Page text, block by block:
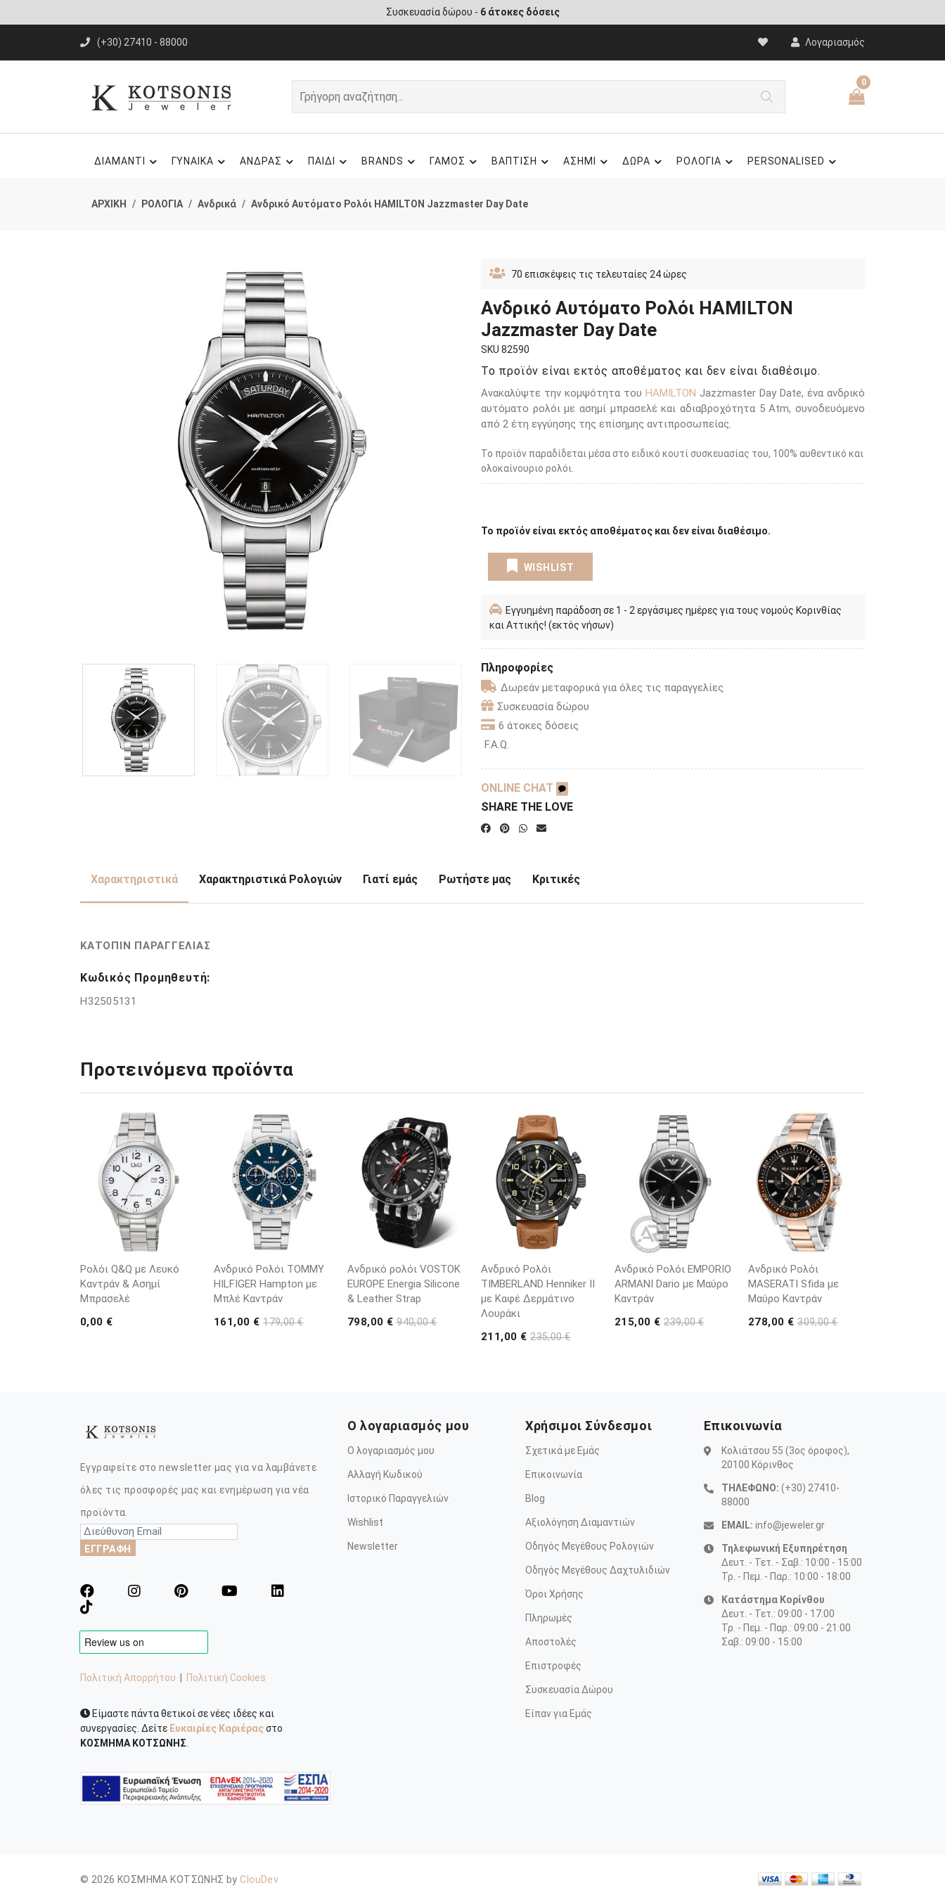
Συσκευασία δώρου - 6 άτοκες δόσεις
(+30) 27410 - 88000 Λογαριασμός
0
ΔΙΑΜΑΝΤΙ ΓΥΝΑΙΚΑ ΑΝΔΡΑΣ ΠΑΙΔΙ BRANDS ΓΑΜΟΣ ΒΑΠΤΙΣΗ ΑΣΗΜΙ ΔΩΡΑ ΡΟΛΟΓΙΑ PERSONALISED
ΑΡΧΙΚΗ ΡΟΛΟΓΙΑ Ανδρικά Ανδρικό Αυτόματο Ρολόι HAMILTON Jazzmaster Day Date
70 επισκέψεις τις τελευταίες 24 ώρες
Ανδρικό Αυτόματο Ρολόι HAMILTON
Jazzmaster Day Date
SKU 82590
Το προϊόν είναι εκτός αποθέματος και δεν είναι διαθέσιμο.
Ανακαλύψτε την κομψότητα του HAMILTON Jazzmaster Day Date, ένα ανδρικό
αυτόματο ρολόι με ασημί μπρασελέ και αδιαβροχότητα 5 Atm, συνοδευόμενο
από 2 έτη εγγύησης της επίσημης αντιπροσωπείας.
Το προϊόν παραδίδεται μέσα στο ειδικό κουτί συσκευασίας του, 100% αυθεντικό και
ολοκαίνουριο ρολόι.
Το προϊόν είναι εκτός αποθέματος και δεν είναι διαθέσιμο.
WISHLIST
Εγγυημένη παράδοση σε 1 - 2 εργάσιμες ημέρες για τους νομούς Κορινθίας
και Αττικής! (εκτός νήσων)
Πληροφορίες
Δωρεάν μεταφορικά για όλες τις παραγγελίες
Συσκευασία δώρου
6 άτοκες δόσεις
F.A.Q.
ONLINE CHAT
SHARE THE LOVE
Χαρακτηριστικά Χαρακτηριστικά Ρολογιών Γιατί εμάς Ρωτήστε μας Κριτικές
ΚΑΤΟΠΙΝ ΠΑΡΑΓΓΕΛΙΑΣ
Κωδικός Προμηθευτή:
H32505131
Προτεινόμενα προϊόντα
Ρολόι Q&Q με Λευκό
Καντράν & Ασημί
Μπρασελέ
0,00 €
Ανδρικό Ρολόι TOMMY
HILFIGER Hampton με
Μπλέ Καντράν
161,00 €179,00 €
Ανδρικό ρολόι VOSTOK
EUROPE Energia Silicone
& Leather Strap
798,00 €940,00 €
Ανδρικό Ρολόι
TIMBERLAND Henniker II
με Καφέ Δερμάτινο
Λουράκι
211,00 €235,00 €
Ανδρικό Ρολόι EMPORIO
ARΜΑΝΙ Dario με Μαύρο
Καντράν
215,00 €239,00 €
Ανδρικό Ρολόι
MASERATI Sfida με
Μαύρο Καντράν
278,00 €309,00 €
Εγγραφείτε στο newsletter μας για να λαμβάνετε
όλες τις προσφορές μας και ενημέρωση για νέα
προϊόντα.
ΕΓΓΡΑΦΗ
Πολιτική Απορρήτου Πολιτική Cookies
Είμαστε πάντα θετικοί σε νέες ιδέες και
συνεργασίες. Δείτε Ευκαιρίες Καριέραςστο
ΚΟΣΜΗΜΑ ΚΟΤΣΩΝΗΣ
Ο λογαριασμός μου
Ο λογαριασμός μου
Αλλαγή Κωδικού
Ιστορικό Παραγγελιών
Wishlist
Newsletter
Χρήσιμοι Σύνδεσμοι
Σχετικά με Εμάς
Επικοινωνία
Blog
Αξιολόγηση Διαμαντιών
Οδηγός Μεγέθους Ρολογιών
Οδηγός Μεγέθους Δαχτυλιδιών
Όροι Χρήσης
Πληρωμές
Αποστολές
Επιστροφές
Συσκευασία Δώρου
Είπαν για Εμάς
Επικοινωνία
Κολιάτσου 55 (3ος όροφος),
20100 Κόρινθος
ΤΗΛΕΦΩΝΟ: (+30) 27410-
88000
EMAIL: info@jeweler.gr
Τηλεφωνική Εξυπηρέτηση
Δευτ. - Τετ. - Σαβ.: 10:00 - 15:00
Τρ. - Πεμ. - Παρ.: 10:00 - 18:00
Κατάστημα Κορίνθου
Δευτ. - Τετ.: 09:00 - 17:00
Τρ. - Πεμ. - Παρ.: 09:00 - 21:00
Σαβ.: 09:00 - 15:00
© 2026 ΚΟΣΜΗΜΑ ΚΟΤΣΩΝΗΣ by ClouDev